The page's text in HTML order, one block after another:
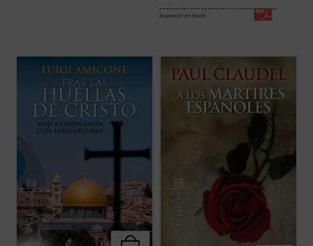
disponible en ebook:
«Lo que cuenta es realmente que la vida
comenzada en María y José, en Juan y
Andrés, vuelva a encenderse en el corazón
de la gente, que a las personas se les
ayude a tener un encuentro que cambie su
vida como sucedió en los orígenes del ...
(ver ficha)
Paul Claudel, uno de los grandes autores
católicos del siglo XX, escribió su poema A
los mártires españoles en 1937,
impresionado por los acontecimientos que